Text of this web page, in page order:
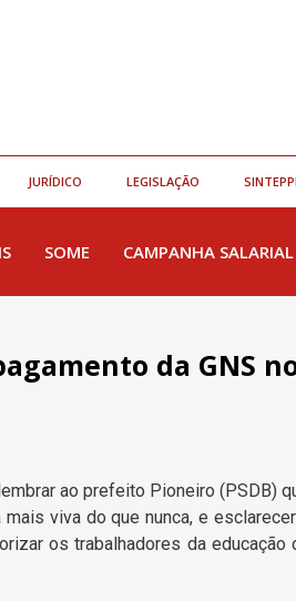
JURÍDICO LEGISLAÇÃO
SOME CAMPANHA SALARIAL
da GNS
ao prefeito Pioneiro (PSDB)
viva do que nunca, e
os trabalhadores da educação